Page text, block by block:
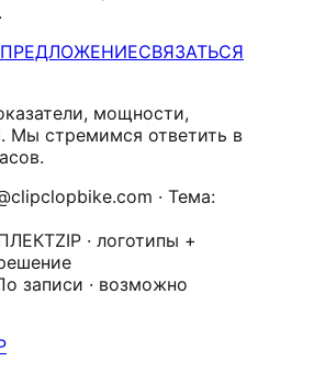
СВЯЗАТЬСЯ
мощности,
Мы стремимся ответить в
· Тема:
ZIP · логотипы +
записи · возможно